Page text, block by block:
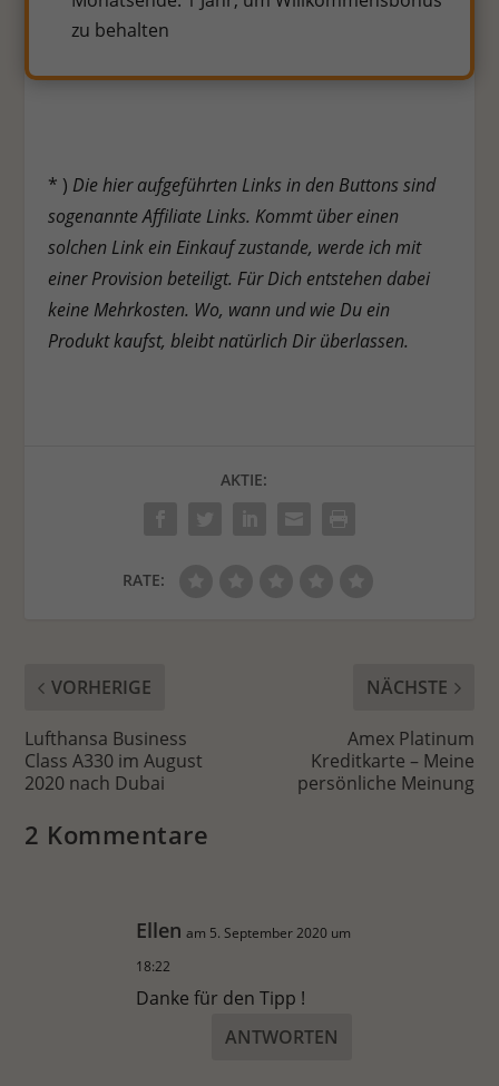
zu behalten
* ) Die hier aufgeführten Links in den Buttons sind
sogenannte Affiliate Links. Kommt über einen
solchen Link ein Einkauf zustande, werde ich mit
einer Provision beteiligt. Für Dich entstehen dabei
keine Mehrkosten. Wo, wann und wie Du ein
Produkt kaufst, bleibt natürlich Dir überlassen.
AKTIE:
RATE:
VORHERIGE
Lufthansa Business
Class A330 im August
2020 nach Dubai
NÄCHSTE
Amex Platinum
Kreditkarte – Meine
persönliche Meinung
2 Kommentare
Ellen am 5. September 2020 um
18:22
Danke für den Tipp !
ANTWORTEN